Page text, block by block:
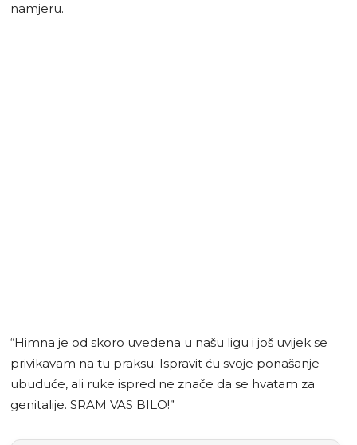
namjeru.
“Himna je od skoro uvedena u našu ligu i još uvijek se
privikavam na tu praksu. Ispravit ću svoje ponašanje
ubuduće, ali ruke ispred ne znače da se hvatam za
genitalije. SRAM VAS BILO!”